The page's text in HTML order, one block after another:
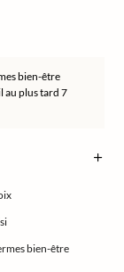
bien-être
au plus tard 7
bien-être